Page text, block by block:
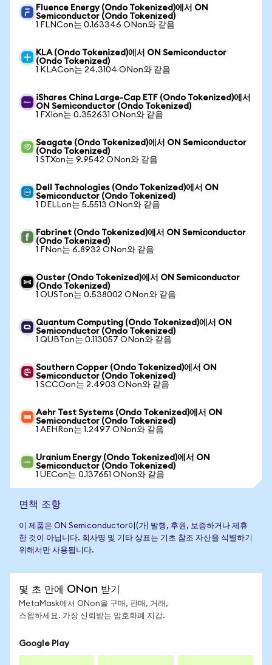
Fluence Energy (Ondo Tokenized)에서 ON
Semiconductor (Ondo Tokenized)
1 FLNCon는 0.163346 ONon와 같음
KLA (Ondo Tokenized)에서 ON Semiconductor
(Ondo Tokenized)
1 KLACon는 24.3104 ONon와 같음
iShares China Large-Cap ETF (Ondo Tokenized)에서
ON Semiconductor (Ondo Tokenized)
1 FXIon는 0.352631 ONon와 같음
Seagate (Ondo Tokenized)에서 ON Semiconductor
(Ondo Tokenized)
1 STXon는 9.9542 ONon와 같음
Dell Technologies (Ondo Tokenized)에서 ON
Semiconductor (Ondo Tokenized)
1 DELLon는 5.5513 ONon와 같음
Fabrinet (Ondo Tokenized)에서 ON Semiconductor
(Ondo Tokenized)
1 FNon는 6.8932 ONon와 같음
Ouster (Ondo Tokenized)에서 ON Semiconductor
(Ondo Tokenized)
1 OUSTon는 0.538002 ONon와 같음
Quantum Computing (Ondo Tokenized)에서 ON
Semiconductor (Ondo Tokenized)
1 QUBTon는 0.113057 ONon와 같음
Southern Copper (Ondo Tokenized)에서 ON
Semiconductor (Ondo Tokenized)
1 SCCOon는 2.4903 ONon와 같음
Aehr Test Systems (Ondo Tokenized)에서 ON
Semiconductor (Ondo Tokenized)
1 AEHRon는 1.2497 ONon와 같음
Uranium Energy (Ondo Tokenized)에서 ON
Semiconductor (Ondo Tokenized)
1 UECon는 0.137651 ONon와 같음
면책 조항
이 제품은 ON Semiconductor이(가) 발행, 후원, 보증하거나 제휴
한 것이 아닙니다. 회사명 및 기타 상표는 기초 참조 자산을 식별하기
위해서만 사용됩니다.
몇 초 만에 ONon 받기
MetaMask에서 ONon을 구매, 판매, 거래,
스왑하세요. 가장 신뢰받는 암호화폐 지갑.
Google Play